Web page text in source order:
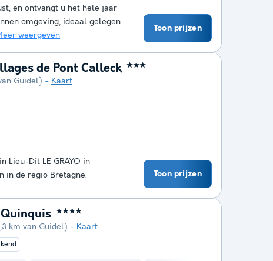
en ontvangt u het hele jaar
omgeving, ideaal gelegen
weergeven
Toon prijzen
de Pont Calleck ★★★
Guidel)
Kaart
Lieu-Dit LE GRAYO in
in de regio Bretagne.
Toon prijzen
★★★★
km van Guidel) Kaart